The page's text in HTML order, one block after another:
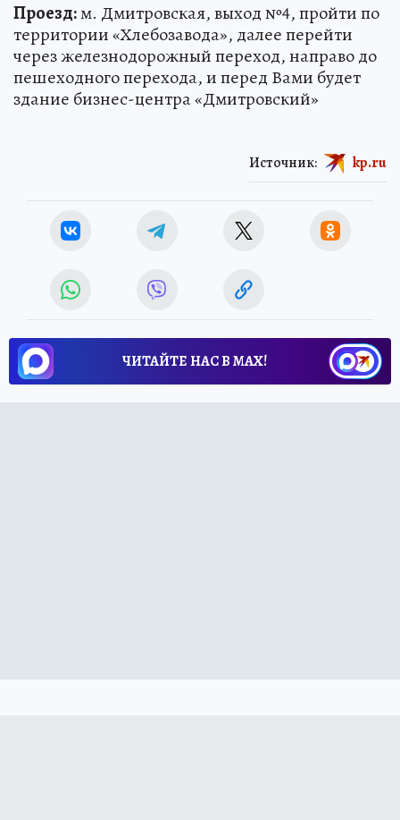
Проезд:м. Дмитровская, выход №4, пройти по
территории «Хлебозавода», далее перейти
через железнодорожный переход, направо до
пешеходного перехода, и перед Вами будет
здание бизнес-центра «Дмитровский»
Источник: kp.ru
ЧИТАЙТЕ НАС В МАХ!